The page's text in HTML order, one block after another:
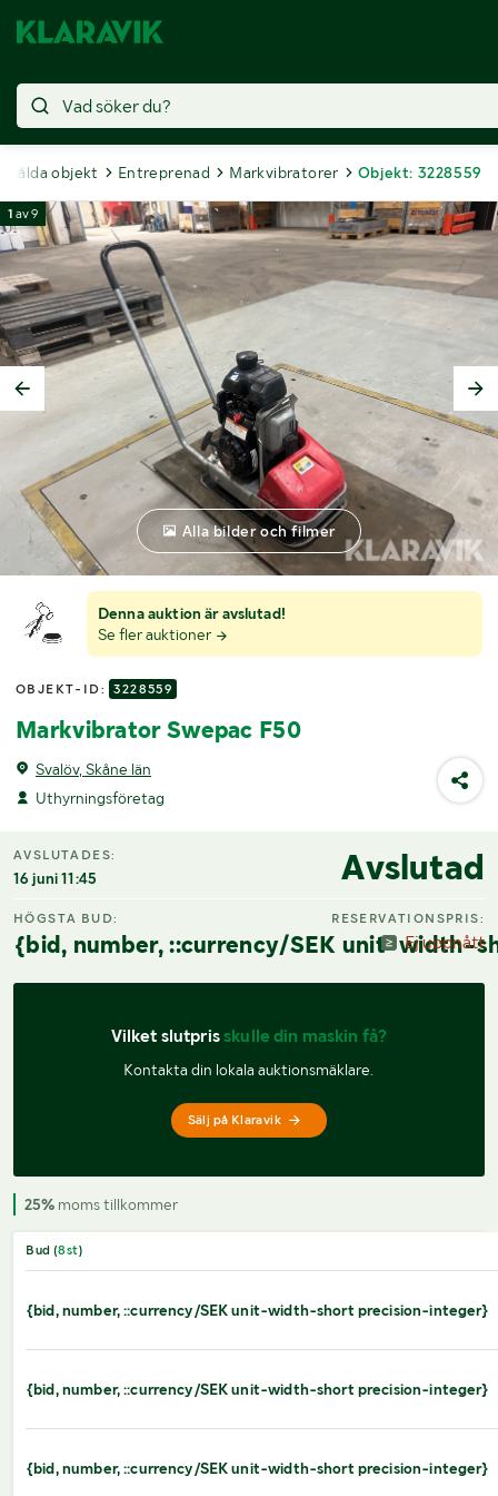
Sålda objekt Entreprenad Markvibratorer Objekt: 3228559
Denna auktion är avslutad!
Se fler auktioner
OBJEKT-ID: 3228559
Markvibrator Swepac F50
Svalöv, Skåne län
Uthyrningsföretag
1 av9
Alla bilder och filmer
AVSLUTADES:
16 juni 11:45 Avslutad
HÖGSTA BUD:
{bid, number, ::currency/SEK unit-width-
RESERVATIONSPRIS:
Ej uppnått
Vilket slutpris skulle din maskin få?
Kontakta din lokala auktionsmäklare.
Sälj på Klaravik
25% moms tillkommer
Bud (8st)
{bid, number, ::currency/SEK unit-width-short precision-integer}
{bid, number, ::currency/SEK unit-width-short precision-integer}
{bid, number, ::currency/SEK unit-width-short precision-integer}